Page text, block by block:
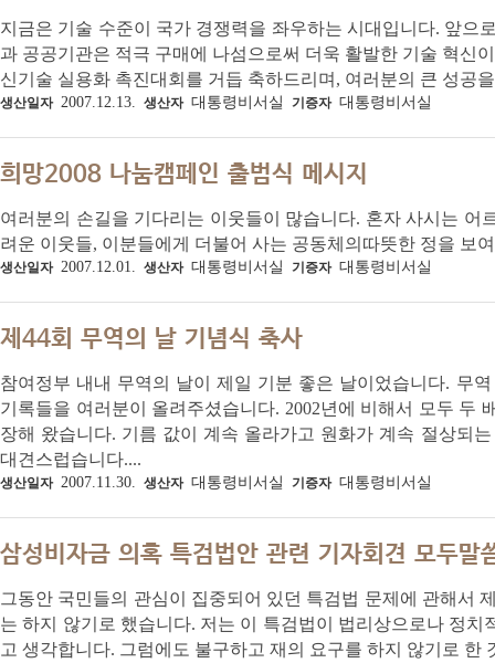
지금은 기술 수준이 국가 경쟁력을 좌우하는 시대입니다. 앞으
과 공공기관은 적극 구매에 나섬으로써 더욱 활발한 기술 혁신
신기술 실용화 촉진대회를 거듭 축하드리며, 여러분의 큰 성공
생산일자 2007.12.13. 생산자 대통령비서실 기증자 대통령비서실
희망2008 나눔캠페인 출범식 메시지
여러분의 손길을 기다리는 이웃들이 많습니다. 혼자 사시는 어
려운 이웃들, 이분들에게 더불어 사는 공동체의따뜻한 정을 보
생산일자 2007.12.01. 생산자 대통령비서실 기증자 대통령비서실
제44회 무역의 날 기념식 축사
참여정부 내내 무역의 날이 제일 기분 좋은 날이었습니다. 무
기록들을 여러분이 올려주셨습니다. 2002년에 비해서 모두 두
장해 왔습니다. 기름 값이 계속 올라가고 원화가 계속 절상되
대견스럽습니다....
생산일자 2007.11.30. 생산자 대통령비서실 기증자 대통령비서실
삼성비자금 의혹 특검법안 관련 기자회견 모두말
그동안 국민들의 관심이 집중되어 있던 특검법 문제에 관해서
는 하지 않기로 했습니다. 저는 이 특검법이 법리상으로나 정
고 생각합니다. 그럼에도 불구하고 재의 요구를 하지 않기로